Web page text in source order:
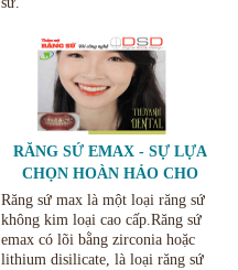
RĂNG SỨ EMAX - SỰ LỰA
CHỌN HOÀN HẢO CHO
THẨM MỸ RĂNG SỨ
Răng sứ max là một loại răng sứ
không kim loại cao cấp.Răng sứ
emax có lõi bằng zirconia hoặc
lithium disilicate, là loại răng sứ